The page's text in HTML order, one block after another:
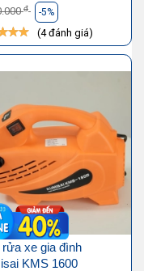
đ -5%
(4 đánh giá)
rửa xe gia đình
KMS 1600